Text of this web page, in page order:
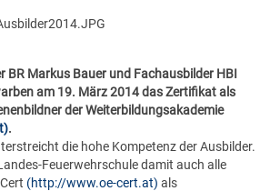
BR Markus Bauer und Fachausbilder HBI
am 19. März 2014 das Zertifikat als
der Weiterbildungsakademie
.
die hohe Kompetenz der Ausbilder.
Feuerwehrschule damit auch alle
(http://www.oe-cert.at) als